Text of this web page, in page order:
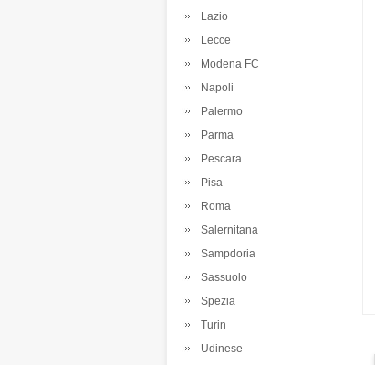
Lazio
Lecce
Modena FC
Napoli
Palermo
Parma
Pescara
Pisa
Roma
Salernitana
Sampdoria
Sassuolo
Spezia
Turin
Udinese